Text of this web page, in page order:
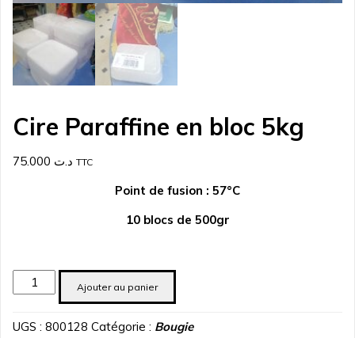
Cire Paraffine en bloc 5kg
د.ت TTC
Point de fusion : 57°C
10 blocs de 500gr
quantité
de
Paraffine
Ajouter au panier
UGS : 800128 Catégorie : Bougie